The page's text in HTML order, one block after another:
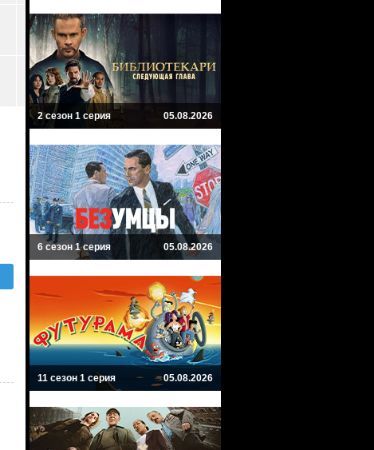
2 сезон 1 серия 05.08.2026
6 сезон 1 серия 05.08.2026
11 сезон 1 серия 05.08.2026